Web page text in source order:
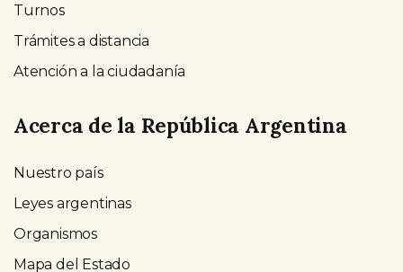
Turnos
Trámites a distancia
Atención a la ciudadanía
Acerca de la República Argentina
Nuestro país
Leyes argentinas
Organismos
Mapa del Estado